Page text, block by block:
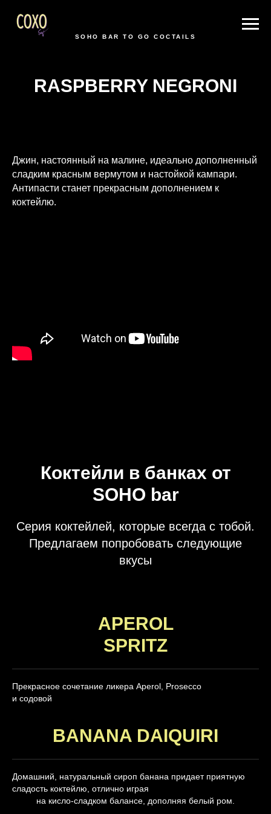
SOHO BAR TO GO COCTAILS
RASPBERRY NEGRONI
Джин, настоянный на малине, идеально дополненный
сладким красным вермутом и настойкой кампари.
Антипасти станет прекрасным дополнением к
коктейлю.
Коктейли в банках от
SOHO bar
Серия коктейлей, которые всегда с тобой.
Предлагаем попробовать следующие
вкусы
APEROL
SPRITZ
Прекрасное сочетание ликера Aperol, Prosecco
и содовой
BANANA DAIQUIRI
Домашний, натуральный сироп банана придает приятную
сладость коктейлю, отлично играя
на кисло-сладком балансе, дополняя белый ром.